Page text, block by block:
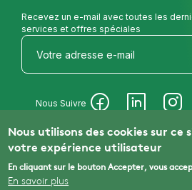
Recevez un e-mail avec toutes les
services et offres spéciales
Nous Suivre
© 2025 MAE
Nous utilisons des cookies sur ce
votre expérience utilisateur
En cliquant sur le bouton Accepter, vous
En savoir plus